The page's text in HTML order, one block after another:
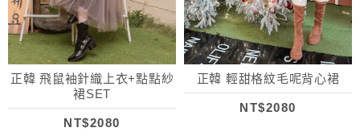
正韓 飛鼠袖針織上衣+點點紗
裙SET
NT$2080
正韓 輕甜格紋毛呢背心裙
NT$2080